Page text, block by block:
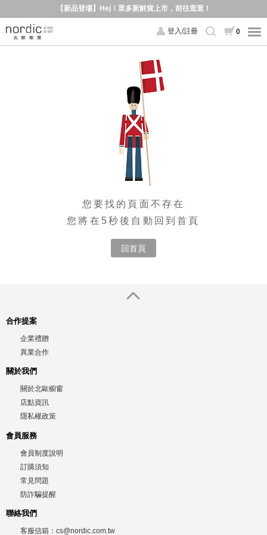
【新品登場】Hej！眾多新鮮貨上市，前往逛逛！
登入/註冊 0
您要找的頁面不存在
您將在5秒後自動回到首頁
回首頁
合作提案
企業禮贈
異業合作
關於我們
關於北歐櫥窗
店點資訊
隱私權政策
會員服務
會員制度說明
訂購須知
常見問題
防詐騙提醒
聯絡我們
客服信箱： cs@nordic.com.tw